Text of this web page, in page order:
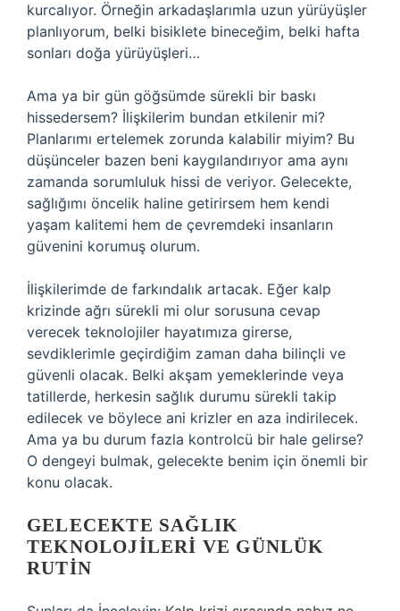
kurcalıyor. Örneğin arkadaşlarımla uzun yürüyüşler
planlıyorum, belki bisiklete bineceğim, belki hafta
sonları doğa yürüyüşleri…
Ama ya bir gün göğsümde sürekli bir baskı
hissedersem? İlişkilerim bundan etkilenir mi?
Planlarımı ertelemek zorunda kalabilir miyim? Bu
düşünceler bazen beni kaygılandırıyor ama aynı
zamanda sorumluluk hissi de veriyor. Gelecekte,
sağlığımı öncelik haline getirirsem hem kendi
yaşam kalitemi hem de çevremdeki insanların
güvenini korumuş olurum.
İlişkilerimde de farkındalık artacak. Eğer kalp
krizinde ağrı sürekli mi olur sorusuna cevap
verecek teknolojiler hayatımıza girerse,
sevdiklerimle geçirdiğim zaman daha bilinçli ve
güvenli olacak. Belki akşam yemeklerinde veya
tatillerde, herkesin sağlık durumu sürekli takip
edilecek ve böylece ani krizler en aza indirilecek.
Ama ya bu durum fazla kontrolcü bir hale gelirse?
O dengeyi bulmak, gelecekte benim için önemli bir
konu olacak.
GELECEKTE SAĞLIK
TEKNOLOJILERI VE GÜNLÜK
RUTIN